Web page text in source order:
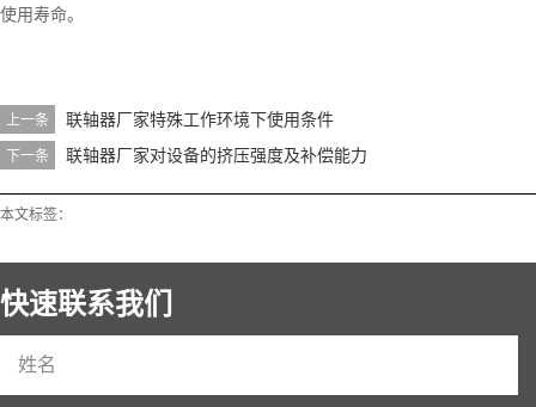
使用寿命。
上一条 联轴器厂家特殊工作环境下使用条件
下一条 联轴器厂家对设备的挤压强度及补偿能力
本文标签：
快速联系我们